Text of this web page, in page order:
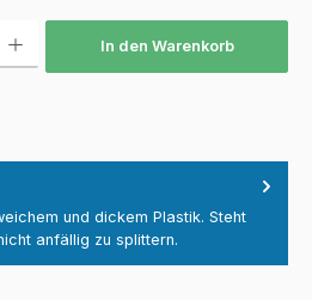
In den Warenkorb
und dickem Plastik. Steht
anfällig zu splittern.